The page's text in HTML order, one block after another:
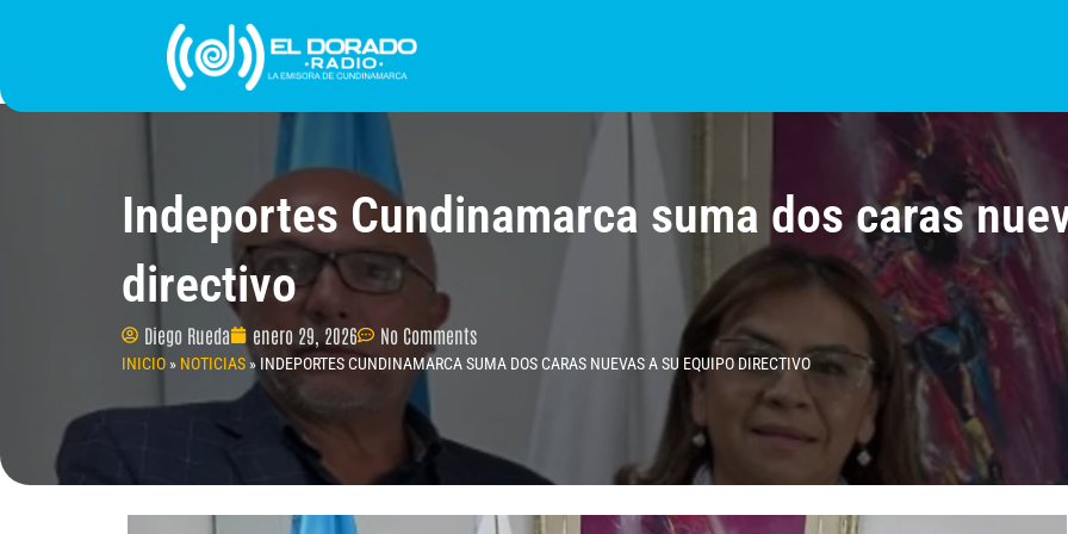
PROGRAMACIÓN INTERNACIONAL
Indeportes Cundinamarca suma dos caras
directivo
Diego Rueda enero 29, 2026 No Comments
INICIO » NOTICIAS» INDEPORTES CUNDINAMARCA SUMA DOS CARAS NUEVAS A SU EQUIPO DIRECTIVO